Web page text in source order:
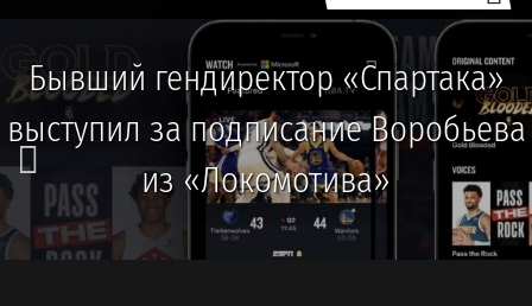
Бывший гендиректор «Спартака»
выступил за подписание Воробьева
из «Локомотива»